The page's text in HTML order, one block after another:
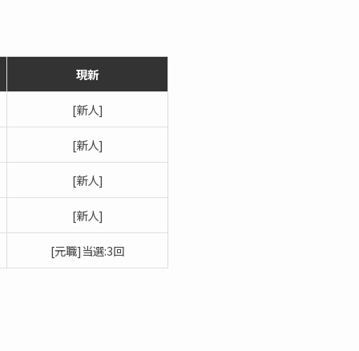
現新
[新人]
[新人]
[新人]
[新人]
[元職]当選:3回